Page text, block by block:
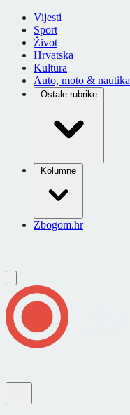
Vijesti
Sport
Život
Hrvatska
Kultura
Auto, moto & nautika
Ostale rubrike
Kolumne
Zbogom.hr